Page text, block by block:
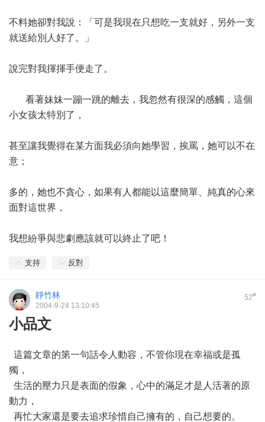
不料她卻對我說：「可是我現在只想吃一支就好，另外一支
就送給別人好了。」
說完對我揮揮手便走了。
看著妹妹一蹦一跳的離去，我忽然有很深的感觸，這個
小女孩太特別了，
甚至讓我覺得在某方面我必須向她學習，挨罵，她可以不在
意；
多的，她也不貪心，如果有人都能以這麼簡單、純真的心來
面對這世界，
我想紛爭與悲劇應該就可以終止了吧！
支持 反對
52#
靜竹林
2004-9-24 13:10:45
小品文
這篇文章的第一句話令人動容，不管你現在幸福或是孤
獨，
生活的壓力只是表面的假象，心中的滿足才是人活著的原
動力，
再忙大家還是要去追求珍惜自己擁有的，自己想要的。